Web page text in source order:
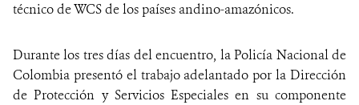
técnico de WCS de los países andino-amazónicos.
Durante los tres días del encuentro, la Policía Nacional de
Colombia presentó el trabajo adelantado por la Dirección
de Protección y Servicios Especiales en su componente